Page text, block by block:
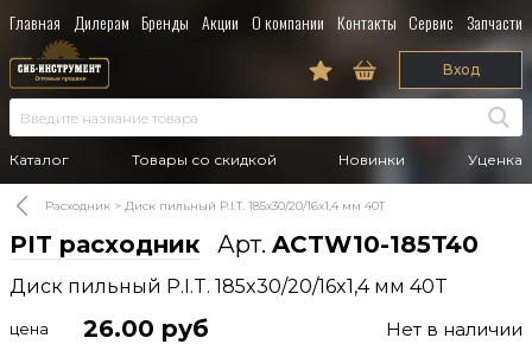
Главная Дилерам Бренды Акции О компании Контакты Сервис Запчасти
Каталог Товары со скидкой Новинки Уценка
Вход
Расходник Диск пильный P.I.T. 185x30/20/16x1,4 мм 40T
PIT расходник Арт. ACTW10-185T40
Диск пильный P.I.T. 185x30/20/16x1,4 мм 40T
цена 26.00 руб Нет в наличии